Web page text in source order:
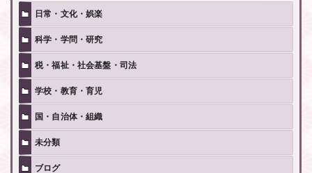
日常・文化・娯楽
科学・学問・研究
税・福祉・社会基盤・司法
学校・教育・育児
国・自治体・組織
未分類
ブログ